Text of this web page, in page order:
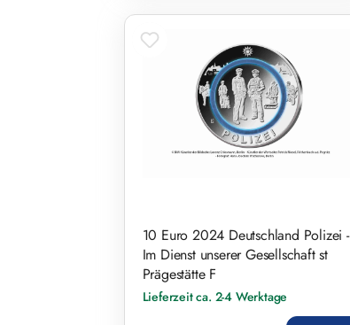
10 Euro 2024 Deutschland Polizei -
Im Dienst unserer Gesellschaft st
Prägestätte F
Lieferzeit ca. 2-4 Werktage